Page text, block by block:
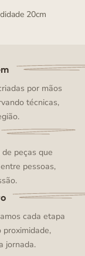
20cm
por mãos
técnicas,
peças que
pessoas,
cada etapa
jornada.